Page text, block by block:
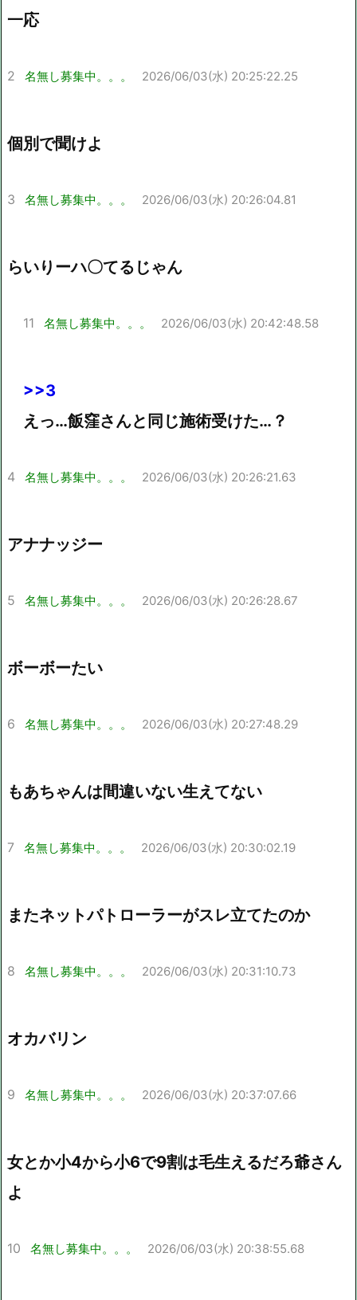
一応
2 名無し募集中。。。 2026/06/03(水) 20:25:22.25
個別で聞けよ
3 名無し募集中。。。 2026/06/03(水) 20:26:04.81
らいりーハ〇てるじゃん
11 名無し募集中。。。 2026/06/03(水) 20:42:48.58
>>3
えっ…飯窪さんと同じ施術受けた…？
4 名無し募集中。。。 2026/06/03(水) 20:26:21.63
アナナッジー
5 名無し募集中。。。 2026/06/03(水) 20:26:28.67
ボーボーたい
6 名無し募集中。。。 2026/06/03(水) 20:27:48.29
もあちゃんは間違いない生えてない
7 名無し募集中。。。 2026/06/03(水) 20:30:02.19
またネットパトローラーがスレ立てたのか
8 名無し募集中。。。 2026/06/03(水) 20:31:10.73
オカバリン
9 名無し募集中。。。 2026/06/03(水) 20:37:07.66
女とか小4から小6で9割は毛生えるだろ爺さん
よ
10 名無し募集中。。。 2026/06/03(水) 20:38:55.68